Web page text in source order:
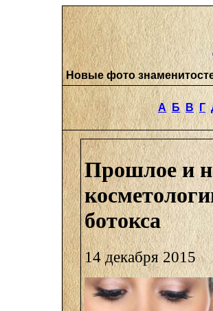
Новые фото
А Б В Г
Прошлое и
ботокса
14 декабря 2015